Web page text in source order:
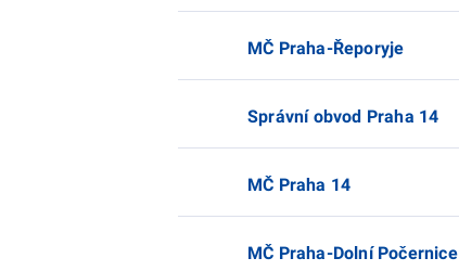
MČ Praha-Řeporyje
Správní obvod Praha 14
MČ Praha 14
MČ Praha-Dolní Počernice